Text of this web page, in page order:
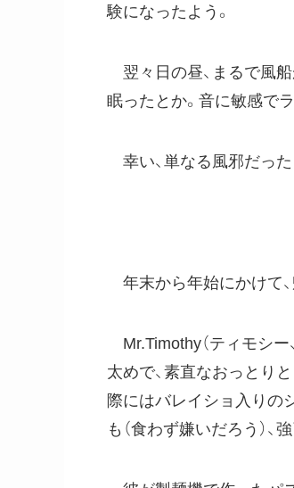
験になったよう。
翌々日の昼、まるで風船
眠ったとか。音に敏感で
幸い、単なる風邪だった
年末から年始にかけて、
Mr.Timothy（ティモシー
太めで、素直なおっとり
際にはバレイショ入りの
も（食わず嫌いだろう）、